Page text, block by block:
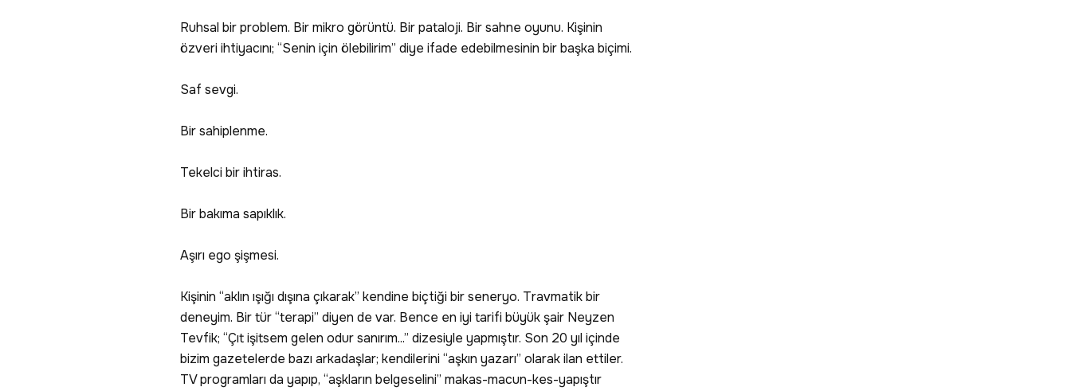
Ruhsal bir problem. Bir mikro görüntü. Bir pataloji. Bir sahne oyunu. Kişinin
özveri ihtiyacını; “Senin için ölebilirim” diye ifade edebilmesinin bir başka biçimi.
Saf sevgi.
Bir sahiplenme.
Tekelci bir ihtiras.
Bir bakıma sapıklık.
Aşırı ego şişmesi.
Kişinin “aklın ışığı dışına çıkarak” kendine biçtiği bir seneryo. Travmatik bir
deneyim. Bir tür “terapi” diyen de var. Bence en iyi tarifi büyük şair Neyzen
Tevfik; “Çıt işitsem gelen odur sanırım...” dizesiyle yapmıştır. Son 20 yıl içinde
bizim gazetelerde bazı arkadaşlar; kendilerini “aşkın yazarı” olarak ilan ettiler.
TV programları da yapıp, “aşkların belgeselini” makas-macun-kes-yapıştır